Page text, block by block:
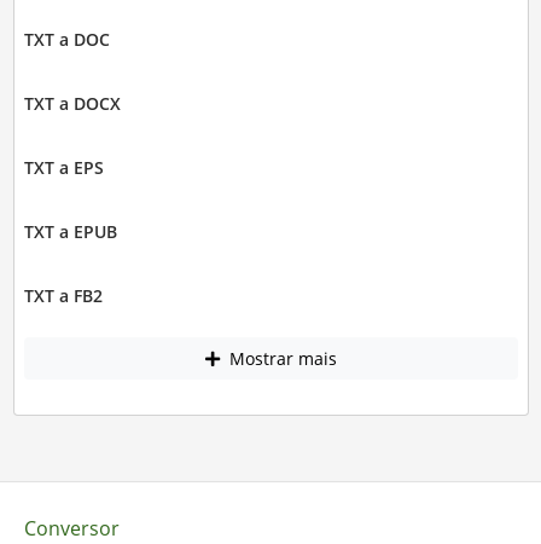
TXT a DOC
TXT a DOCX
TXT a EPS
TXT a EPUB
TXT a FB2
Mostrar mais
Conversor